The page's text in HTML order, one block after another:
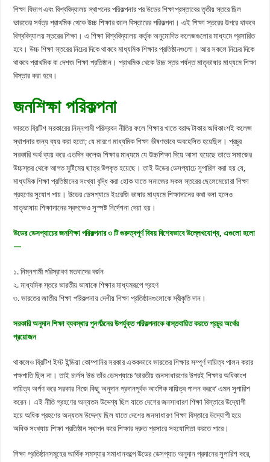
শিক্ষা বিভাগ এবং বিশ্ববিদ্যালয় স্থাপনের পরিকল্পনার পর উডের শিক্ষাপ্রস্তাবের তৃতীয় স্তরে ছিল
ভারতের সর্বত্র প্রাথমিক থেকে উচ্চ শিক্ষার জাল বিস্তারের পরিকল্পনা। এই শিক্ষা স্তরের উপরে থাকবে
বিশ্ববিদ্যালয় স্তরের শিক্ষা। এ শিক্ষা বিশ্ববিদ্যালয় কর্তৃক অনুমোদিত কলেজগুলোর মাধ্যমে প্রসারিত
হবে। উচ্চ শিক্ষা স্তরের নিচের দিকে থাকবে মাধ্যমিক শিক্ষার প্রতিষ্ঠানগুলো। আর সকলে নিচের দিকে
থাকবে প্রাথমিক বা দেশজ শিক্ষা প্রতিষ্ঠান। প্রাথমিক থেকে উচ্চ স্তর পর্যন্ত মাতৃভাষার মাধ্যমে শিক্ষা
বিস্তার করা হবে।
জনশিক্ষা পরিকল্পনা
ভারতে ব্রিটিশ সরকারের নিম্নগামী পরিস্রবন নীতির ফলে শিক্ষার খাতে বরাদ্দ টাকার অধিকাংশই কলেজ
স্থাপনার জন্য ব্যয় করা হতো; যে মারণে মাধ্যমিক শিক্ষা ভীষণভাবে অবহেলিত হয়েছিল। প্রচুর
সরকারি অর্থ ব্যয় করে এতদিন কলেজ শিক্ষার মাধ্যমে যে উচ্চশিক্ষা দিয়ে আসা হয়েছে তাতে সমাজের
উচ্চস্তর থেকে আগত মুষ্টিমেয় ছাত্র উপকৃত হয়েছে। তাই উডের ডেসপ্যাচে সুপারিশ করা হয় যে,
মাধ্যমিক শিক্ষা প্রতিষ্ঠানের সংখ্যা বৃদ্ধি করা হোক যাতে সমাজের সকল স্তরের ছেলেমেয়োরা শিক্ষা
গ্রহণের সুযোগ পায়। উডের ডেসপ্যাচে ইংরেজি ভাষার মাধ্যমে শিক্ষাদানের কথা বলা হলেও
মাতৃভাষায় শিক্ষাদানের স্বপক্ষেও সুস্পষ্ট নির্দেশনা দেয়া হয়।
উডের ডেসপ্যাচের জনশিক্ষা পরিকল্পনার ৩ টি গুরুত্বপূর্ণ বিষয় বিশেষভাবে উল্লেখযোগ্য, এগুলো হলো
—
১. নিম্নগামী পরিস্রাবণ মতবাদের বর্জন
২. মাধ্যমিক স্তরে ভারতীয় ভাষাকে শিক্ষার মাধ্যমরূপে গ্রহণ
৩. ভারতের জাতীয় শিক্ষা পরিকল্পনায় দেশীয় শিক্ষা প্রতিষ্ঠানগুলোকে স্বীকৃতি দান।
সরকারি অনুদান শিক্ষা ব্যবস্থার পুনর্গঠনের উপর্যুক্ত পরিকল্পনাকে বাস্তবায়িত করতে প্রচুর অর্থের
প্রয়োজন
থাকলেও ব্রিটিশ ইস্ট ইন্ডিয়া কোম্পানির সরকার এককভাবে ভারতের শিক্ষার সম্পূর্ণ দায়িত্ব পালন করার
পক্ষপাতি ছিল না। তাই চার্লস উড তাঁর ডেসপ্যাচে ‘ভারতীয় জনসাধারণের উপরই শিক্ষার অধিকাংশ
দায়িত্ব অর্পণ করে সরকার নিজে কিছু অনুদান প্রদানপূর্বক আংশিক দায়িত্ব পালন করবে’ এমন সুপারিশ
করেন। এই নীতি গ্রহণের অন্যতম উদ্দেশ্য ছিল যাতে দেশের জনসাধারণ শিক্ষা বিস্তারে উদ্যোগী
হয়ে অধিক গ্রহণের অন্যতম উদ্দেশ্য ছিল যাতে দেশের জনসাধারণ শিক্ষা বিস্তারে উদ্যোগী হয়ে
অধিক সংখ্যায় শিক্ষা প্রতিষ্ঠান স্থাপন করে শিক্ষার দ্রুত প্রসারে সহযোগিতা করতে পারে।
শিক্ষা প্রতিষ্ঠানসমূহের আর্থিক সমস্যার সমাধানকল্পে উডের ডেসপ্যাচ অনুদান প্রদানের সুপারিশ করে,